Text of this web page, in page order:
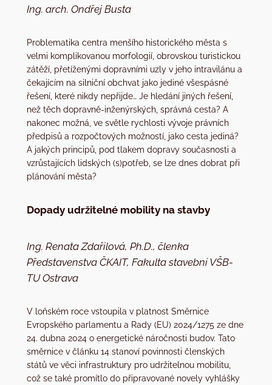
Ing. arch. Ondřej Busta
Problematika centra menšího historického města s
velmi komplikovanou morfologií, obrovskou turistickou
zátěží, přetíženými dopravními uzly v jeho intravilánu a
čekajícím na silniční obchvat jako jediné všespásné
řešení, které nikdy nepřijde… Je hledání jiných řešení,
než těch dopravně-inženýrských, správná cesta? A
nakonec možná, ve světle rychlosti vývoje právních
předpisů a rozpočtových možností, jako cesta jediná?
A jakých principů, pod tlakem dopravy současnosti a
vzrůstajících lidských (s)potřeb, se lze dnes dobrat při
plánování města?
Dopady udržitelné mobility na stavby
Ing. Renata Zdařilová, Ph.D., členka
Představenstva ČKAIT, Fakulta stavební VŠB-
TU Ostrava
V loňském roce vstoupila v platnost Směrnice
Evropského parlamentu a Rady (EU) 2024/1275 ze dne
24. dubna 2024 o energetické náročnosti budov. Tato
směrnice v článku 14 stanoví povinnosti členských
států ve věci infrastruktury pro udržitelnou mobilitu,
což se také promítlo do připravované novely vyhlášky